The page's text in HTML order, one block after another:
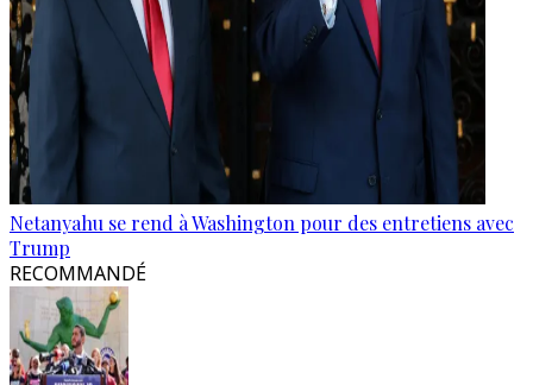
Netanyahu se rend à Washington pour des entretiens avec
Trump
RECOMMANDÉ